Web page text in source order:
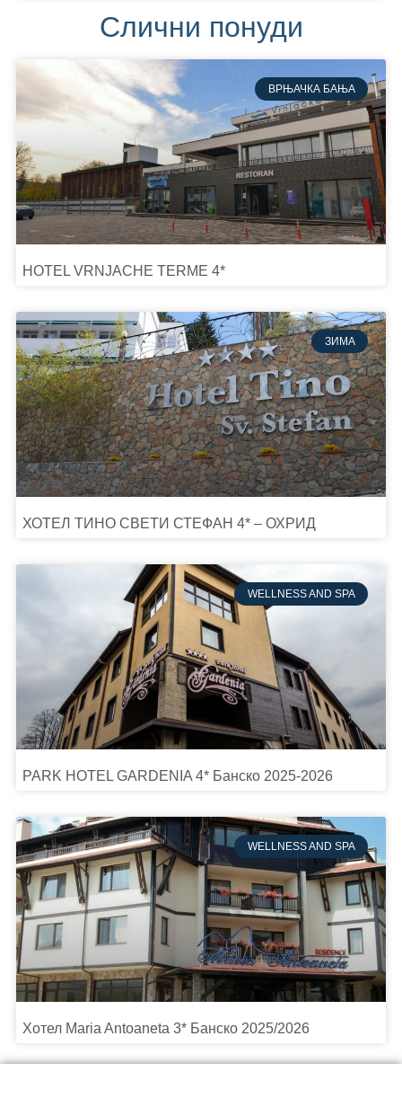
Слични понуди
ВРЊАЧКА БАЊА
HOTEL VRNJACHE TERME 4*
ЗИМА
ХОТЕЛ ТИНО СВЕТИ СТЕФАН 4* – ОХРИД
WELLNESS AND SPA
PARK HOTEL GARDENIA 4* Банско 2025-2026
WELLNESS AND SPA
Хотел Maria Antoaneta 3* Банско 2025/2026